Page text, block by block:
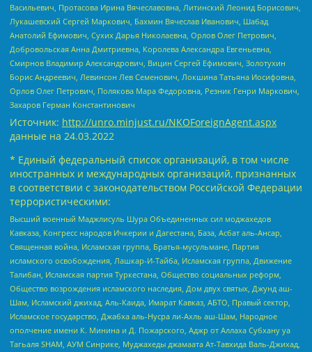
Васильевич, Протасова Ирина Вячеславовна, Литинский Леонид Борисович,
Лукашевский Сергей Маркович, Бахмин Вячеслав Иванович, Шабад
Анатолий Ефимович, Сухих Дарья Николаевна, Орлов Олег Петрович,
Добровольская Анна Дмитриевна, Королева Александра Евгеньевна,
Смирнов Владимир Александрович, Вицин Сергей Ефимович, Золотухин
Борис Андреевич, Левинсон Лев Семенович, Локшина Татьяна Иосифовна,
Орлов Олег Петрович, Полякова Мара Федоровна, Резник Генри Маркович,
Захаров Герман Константинович
Источник: http://unro.minjust.ru/NKOForeignAgent.aspx
данные на 24.03.2022
* Единый федеральный список организаций, в том числе
иностранных и международных организаций, признанных
в соответствии с законодательством Российской Федерации
террористическими:
Высший военный Маджлисуль Шура Объединенных сил моджахедов
Кавказа, Конгресс народов Ичкерии и Дагестана, База, Асбат аль-Ансар,
Священная война, Исламская группа, Братья-мусульмане, Партия
исламского освобождения, Лашкар-И-Тайба, Исламская группа, Движение
Талибан, Исламская партия Туркестана, Общество социальных реформ,
Общество возрождения исламского наследия, Дом двух святых, Джунд аш-
Шам, Исламский джихад, Аль-Каида, Имарат Кавказ, АБТО, Правый сектор,
Исламское государство, Джабха аль-Нусра ли-Ахль аш-Шам, Народное
ополчение имени К. Минина и Д. Пожарского, Аджр от Аллаха Субхану уа
Тагьаля SHAM, АУМ Синрике, Муджахеды джамаата Ат-Тавхида Валь-Джихад,